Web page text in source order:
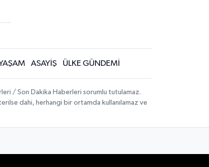
ASAYİŞ ÜLKE GÜNDEMİ
/ Son Dakika Haberleri sorumlu tutulamaz.
dahi, herhangi bir ortamda kullanılamaz ve